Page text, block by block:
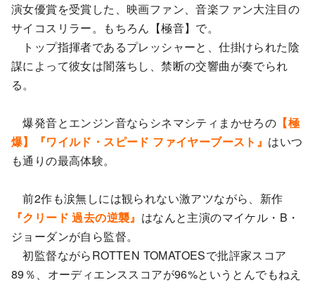
演女優賞を受賞した、映画ファン、音楽ファン大注目の
サイコスリラー。もちろん【極音】で。
トップ指揮者であるプレッシャーと、仕掛けられた陰
謀によって彼女は闇落ちし、禁断の交響曲が奏でられ
る。
爆発音とエンジン音ならシネマシティまかせろの 【極
爆】『ワイルド・スピード ファイヤーブースト』 はいつ
も通りの最高体験。
前2作も涙無しには観られない激アツながら、新作
『クリード 過去の逆襲』 はなんと主演のマイケル・B・
ジョーダンが自ら監督。
初監督ながらROTTEN TOMATOESで批評家スコア
89％、オーディエンススコアが96%というとんでもねえ